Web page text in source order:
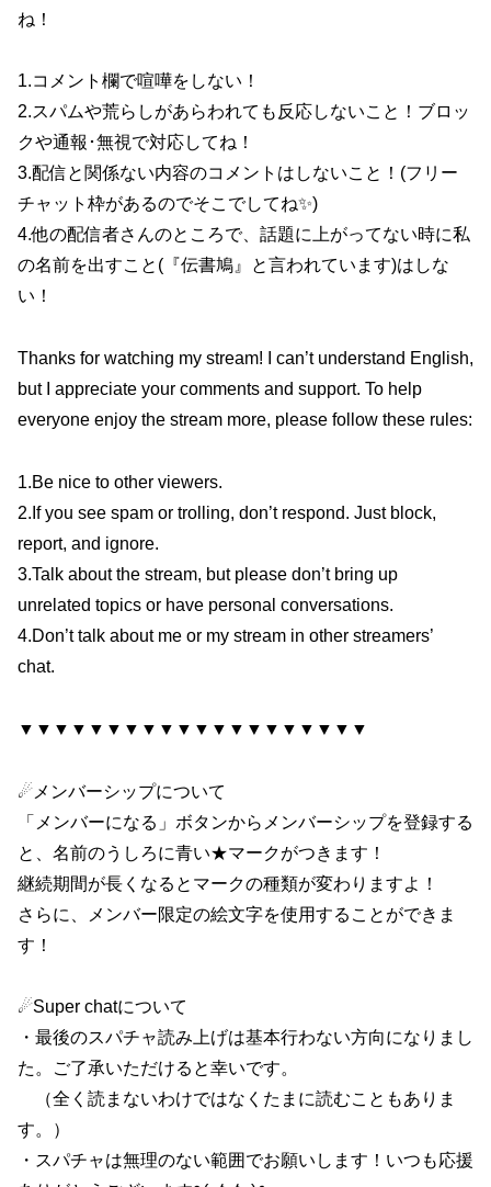
ね！
1.コメント欄で喧嘩をしない！
2.スパムや荒らしがあらわれても反応しないこと！ブロッ
クや通報･無視で対応してね！
3.配信と関係ない内容のコメントはしないこと！(フリー
チャット枠があるのでそこでしてね✨)
4.他の配信者さんのところで、話題に上がってない時に私
の名前を出すこと(『伝書鳩』と言われています)はしな
い！
Thanks for watching my stream! I can’t understand English,
but I appreciate your comments and support. To help
everyone enjoy the stream more, please follow these rules:
1.Be nice to other viewers.
2.If you see spam or trolling, don’t respond. Just block,
report, and ignore.
3.Talk about the stream, but please don’t bring up
unrelated topics or have personal conversations.
4.Don’t talk about me or my stream in other streamers’
chat.
▼▼▼▼▼▼▼▼▼▼▼▼▼▼▼▼▼▼▼▼
☄メンバーシップについて
「メンバーになる」ボタンからメンバーシップを登録する
と、名前のうしろに青い★マークがつきます！
継続期間が長くなるとマークの種類が変わりますよ！
さらに、メンバー限定の絵文字を使用することができま
す！
☄Super chatについて
・最後のスパチャ読み上げは基本行わない方向になりまし
た。ご了承いただけると幸いです。
（全く読まないわけではなくたまに読むこともありま
す。）
・スパチャは無理のない範囲でお願いします！いつも応援